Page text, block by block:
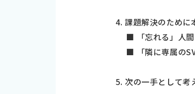
4. 課題解決のために
■ 「忘れる」人
■ 「隣に専属の
5. 次の一手として考